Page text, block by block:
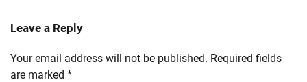
Leave a Reply
Your email address will not be published. Required fields
are marked *